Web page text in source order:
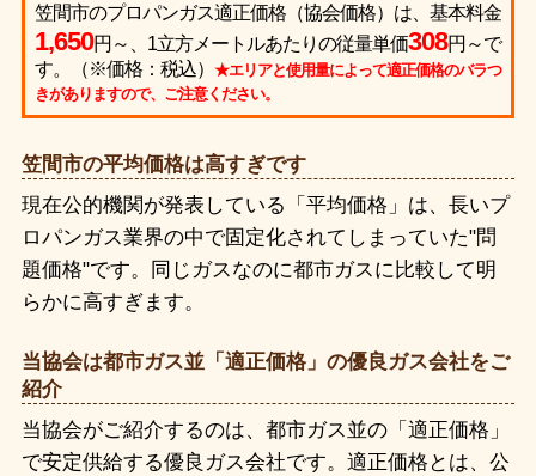
笠間市のプロパンガス適正価格（協会価格）は、基本料金
1,650円～、1立方メートルあたりの従量単価308円～で
す。（※価格：税込） ★エリアと使用量によって適正価格のバラつ
きがありますので、ご注意ください。
笠間市の平均価格は高すぎです
現在公的機関が発表している「平均価格」は、長いプ
ロパンガス業界の中で固定化されてしまっていた"問
題価格"です。同じガスなのに都市ガスに比較して明
らかに高すぎます。
当協会は都市ガス並「適正価格」の優良ガス会社をご
紹介
当協会がご紹介するのは、都市ガス並の「適正価格」
で安定供給する優良ガス会社です。適正価格とは、公